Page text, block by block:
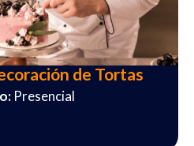
de Tortas
Presencial